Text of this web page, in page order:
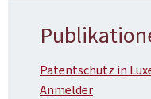
Patentschutz in
Anmelder